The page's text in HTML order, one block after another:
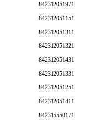
842312051971
842312051151
842312051311
842312051321
842312051431
842312051331
842312051251
842312051411
842315550171